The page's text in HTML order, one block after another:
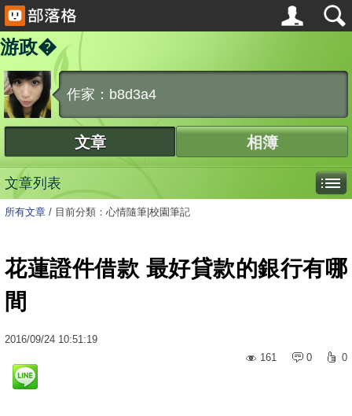
游政�
作家：b8d3a4
文章 相簿
文章列表
所有文章 / 目前分類：心情隨筆|校園筆記
花蓮證件借款 最好貸款的銀行有哪
間
2016/09/24 10:51:19
161
0 0